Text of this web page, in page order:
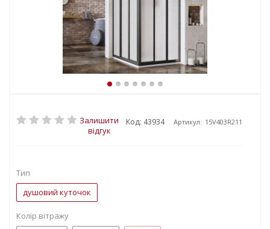
Залишити
відгук
Код: 43934 Артикул: 15V403R211
Тип
душовий куточок
Колір вітражу